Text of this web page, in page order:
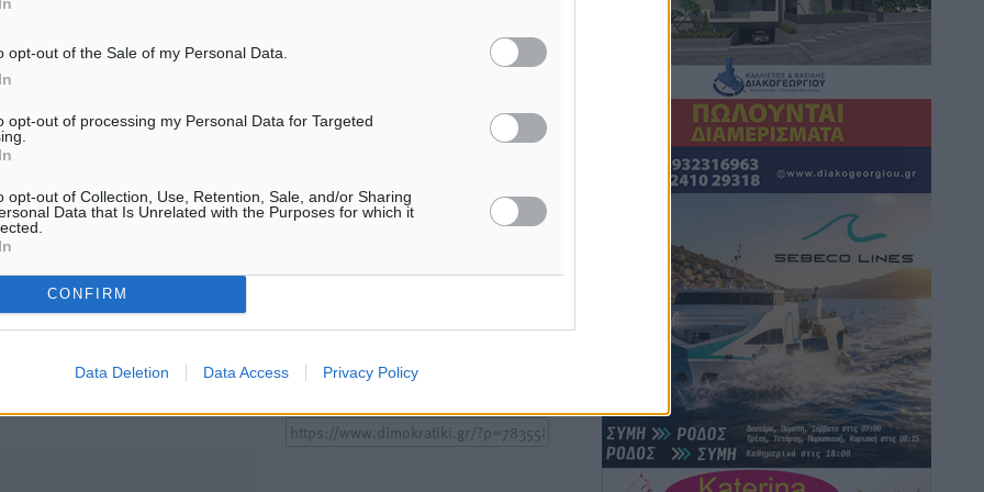
opt-out of the Sale of my Personal Data.
opt-out of processing my Personal Data for Targeted
opt-out of Collection, Use, Retention, Sale, and/or Sharing
Data that Is Unrelated with the Purposes for which it
CONFIRM
Data Deletion Data Access Privacy Policy
πρωτοβουλία για τις
τιμές – Eρχονται νέες
· 11:20
15 Αυγούστου 2026: Πώς θα
πληρωθούν όσοι εργαστούν την
08.08.26 · 11:15
Η Δημοκρατική δεν υιοθετεί
όποια σχόλια θεωρούμε
Χρήστες που δεν τηρούν
Υπενθύμιση:
είδησης από άλλες ιστοσελίδες
παρακάτω παρεχόμενου
άρθρο της Δημοκρατικής.
• πριν 5 ώρες
Γ. Χατζημάρκος: “Δύο μεγάλες
δεσμεύσεις Γεωργιάδη” – Κίνητρα για
τους γιατρούς των νησιών και
συνεργασία Ρόδου με το Αττικόν για το
Ακτινοθεραπευτικό
Σούπερ μάρκετ: Διευρύνεται η εθνική
πρωτοβουλία για τις τιμές – Eρχονται
νέες συμμετοχές εταιρειών
πριν 5 ώρες
Συνελήφθησαν έξι άτομα για
ηχορύπανση από καταστήματα στο
Νότιο Αιγαίο